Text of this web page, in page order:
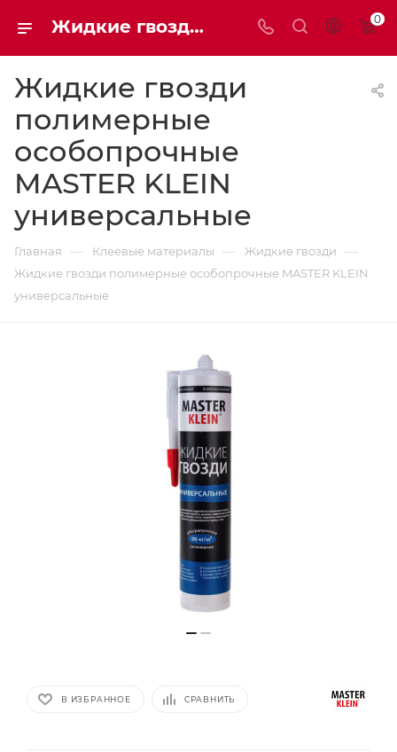
Жидкие гвозди полимерные особопрочные MASTER KLEIN универсальные | Мaxim-stroy 0
Жидкие гвозди
полимерные
особопрочные
MASTER KLEIN
универсальные
Главная — Клеевые материалы — Жидкие гвозди —
Жидкие гвозди полимерные особопрочные MASTER KLEIN
универсальные
В ИЗБРАННОЕ СРАВНИТЬ